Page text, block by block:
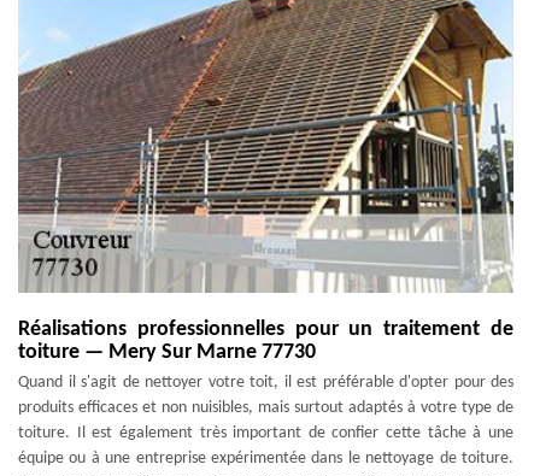
Réalisations professionnelles pour un traitement de
toiture — Mery Sur Marne 77730
Quand il s'agit de nettoyer votre toit, il est préférable d'opter pour des
produits efficaces et non nuisibles, mais surtout adaptés à votre type de
toiture. Il est également très important de confier cette tâche à une
équipe ou à une entreprise expérimentée dans le nettoyage de toiture.